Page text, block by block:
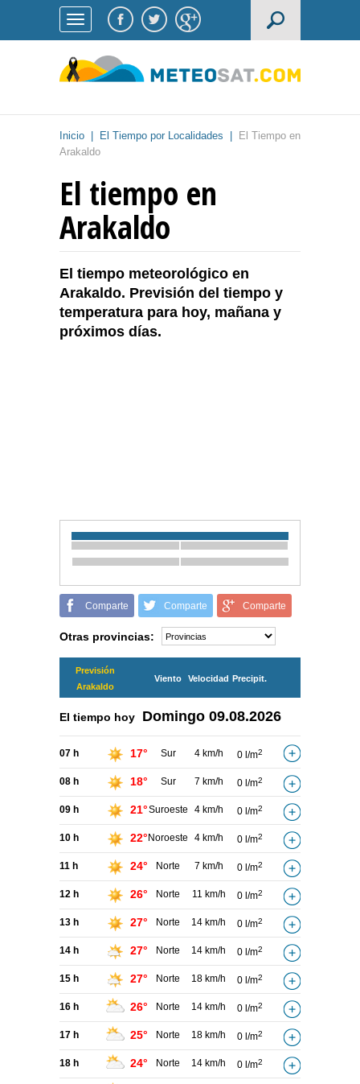
Inicio El Tiempo por Localidades
El Tiempo en
Arakaldo
El tiempo en
Arakaldo
El tiempo meteorológico en
Arakaldo. Previsión del tiempo y
temperatura para hoy, mañana y
próximos días.
Comparte Comparte Comparte
Otras provincias:
Previsión
Arakaldo
Viento Velocidad Precipit.
El tiempo hoy Domingo 09.08.2026
07 h 17° Sur 4 km/h 0 l/m2
08 h 18° Sur 7 km/h 0 l/m2
09 h 21°Suroeste 4 km/h 0 l/m2
10 h 22° Noroeste 4 km/h 0 l/m2
11 h 24° Norte 7 km/h 0 l/m2
12 h 26° Norte 11 km/h 0 l/m2
13 h 27° Norte 14 km/h 0 l/m2
14 h 27° Norte 14 km/h 0 l/m2
15 h 27° Norte 18 km/h 0 l/m2
16 h 26° Norte 14 km/h 0 l/m2
17 h 25° Norte 18 km/h 0 l/m2
18 h 24° Norte 14 km/h 0 l/m2